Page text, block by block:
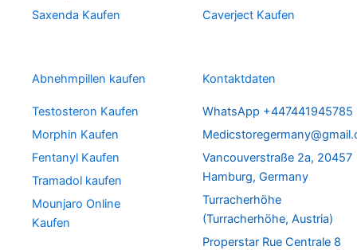
Saxenda Kaufen
Caverject Kaufen
Abnehmpillen kaufen
Testosteron Kaufen
Morphin Kaufen
Fentanyl Kaufen
Tramadol kaufen
Mounjaro Online
Kaufen
Kontaktdaten
WhatsApp +447441945785
Vancouverstraße 2a, 20457
Hamburg, Germany
Turracherhöhe
(Turracherhöhe, Austria)
Properstar Rue Centrale 8